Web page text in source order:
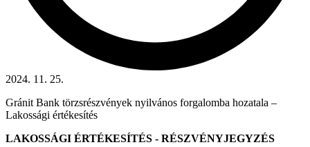
2024. 11. 25.
Gránit Bank törzsrészvények nyilvános forgalomba hozatala –
Lakossági értékesítés
LAKOSSÁGI ÉRTÉKESÍTÉS - RÉSZVÉNYJEGYZÉS